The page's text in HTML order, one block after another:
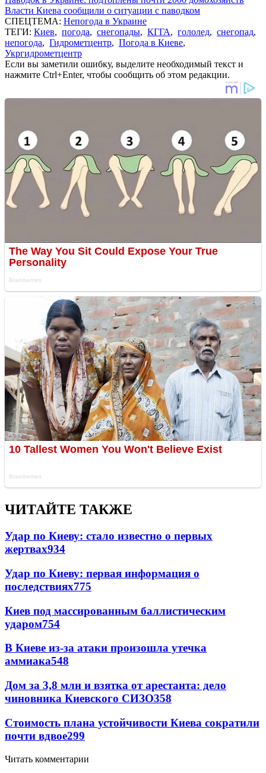
Власти Киева сообщили о ситуации с паводком
СПЕЦТЕМА: Непогода в Украине
ТЕГИ: Киев, погода, снегопады, КГГА, гололед, снегопад,
непогода, Гидрометцентр, Погода в Киеве,
Укргидрометцентр
Если вы заметили ошибку, выделите необходимый текст и
нажмите Ctrl+Enter, чтобы сообщить об этом редакции.
ЧИТАЙТЕ ТАКЖЕ
Удар по Киеву: стало известно о первых
жертвах934
Удар по Киеву: первая информация о
последствиях775
Киев под массированным баллистическим
ударом754
В Киеве из-за атаки произошла утечка
аммиака548
Дом за 3,8 млн и взятка от арестанта: дело
чиновника Киевского СИЗО358
Стоимость плана устойчивости Киева сократили
почти вдвое299
Читать комментарии